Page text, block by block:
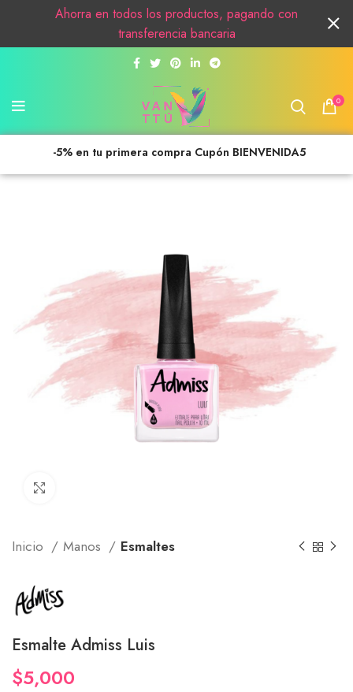
0
-5% en tu primera compra Cupón BIENVENIDA5
Inicio Manos Esmaltes
Esmalte Admiss Luis
$5,000
Ahorra en todos los productos, pagando con
transferencia bancaria